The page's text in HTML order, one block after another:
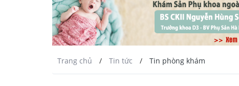
Trang chủ / Tin tức / Tin phòng khám